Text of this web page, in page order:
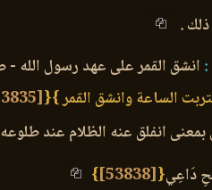
ذلك .
:انشق القمر على عهد رسول الله -
الساعة وانشق القمر }{
[53835]
بمعنى انفلق عنه الظلام عند
دَاعِي{
[53838]
}